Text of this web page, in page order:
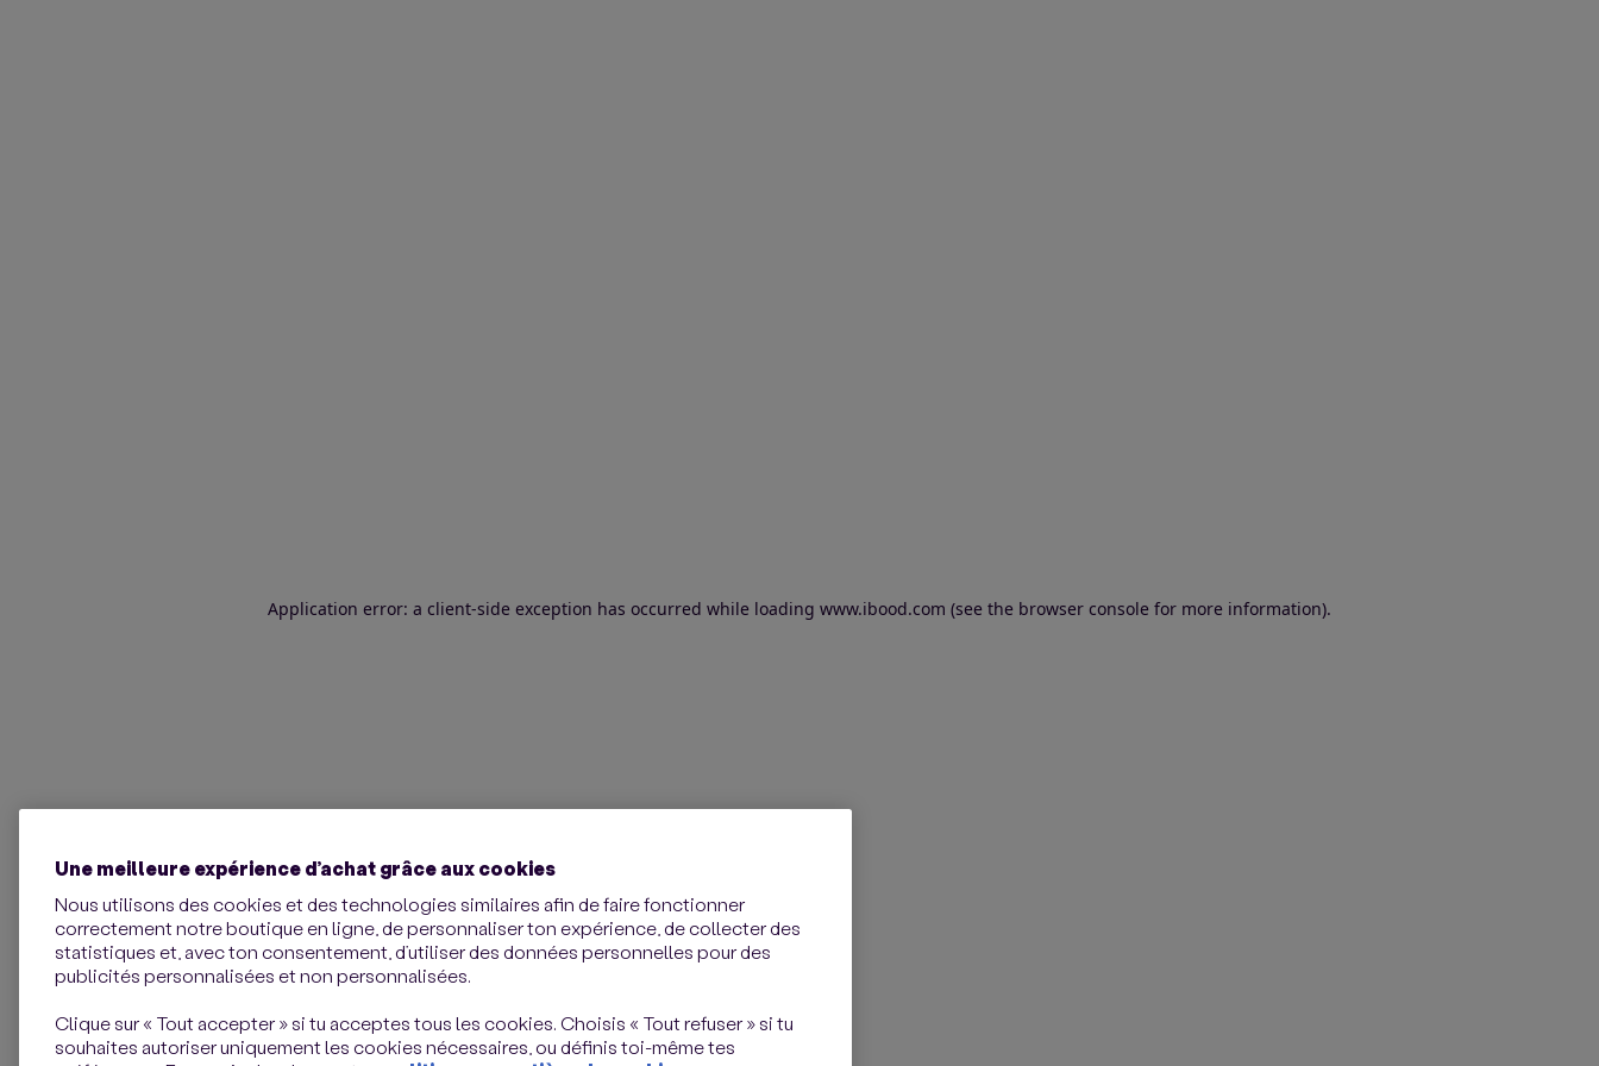
Application error: a client-side exception has occurred while loading www.ibood.com (see the browser console for more information).
Une meilleure expérience d’achat grâce aux cookies
Nous utilisons des cookies et des technologies similaires afin de faire fonctionner
correctement notre boutique en ligne, de personnaliser ton expérience, de collecter des
statistiques et, avec ton consentement, d’utiliser des données personnelles pour des
publicités personnalisées et non personnalisées.
Clique sur « Tout accepter » si tu acceptes tous les cookies. Choisis « Tout refuser » si tu
souhaites autoriser uniquement les cookies nécessaires, ou définis toi-même tes